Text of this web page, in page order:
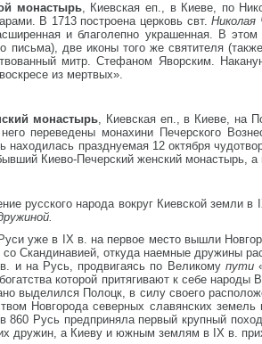
монастырь, Киевская еп., в Киеве, по
В 1713 построена церковь свт.
и благолепно украшенная. В
письма), две иконы того же святителя
митр. Стефаном Яворским.
из мертвых».
монастырь, Киевская еп., в Киеве, на
переведены монахини Печерского
празднуемая 12 октября
Киево-Печерский женский монастырь,
русского народа вокруг Киевской
уже в IX в. на первое место вышли
со Скандинавией, откуда наемные дружины
и на Русь, продвигаясь по Великому пути
которой притягивают к себе
выделился Полоцк, в силу своего
Новгорода северных славянских
860 Русь предприняла первый крупный
дружин, а Киеву и южным землям в IX в.